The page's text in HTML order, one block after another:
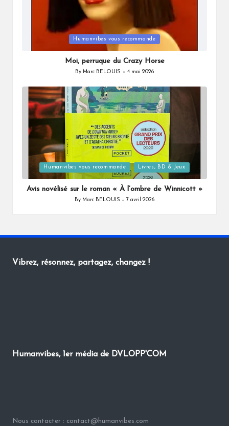
in
Humanvibes vous recommande
Moi, perruque du Crazy Horse
Posted
By Marc BELOUIS 4 mai 2026
Posted
in
Humanvibes vous recommande Livres, BD & Jeux
Avis novélisé sur le roman « À l’ombre de Winnicott »
Posted
By Marc BELOUIS 7 avril 2026
Vibrez, résonnez, partagez, changez !
Humanvibes, 1er média de DVLOPP'COM
Nous contacter : contact@humanvibes.com